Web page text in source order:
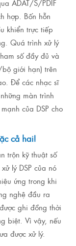
ADAT/S/PDIF
hợp. Bốn hỗn
khiển trực tiếp
Quá trình xử lý
số đầy đủ và
giới hạn) trên
Để các nhạc sĩ
màn trình
của DSP cho
cả hai!
trộn kỹ thuật số
lý DSP của nó
ứng trong khi
nghệ đầu ra
ghi đồng thời
biệt. Vì vậy, nếu
được xử lý.